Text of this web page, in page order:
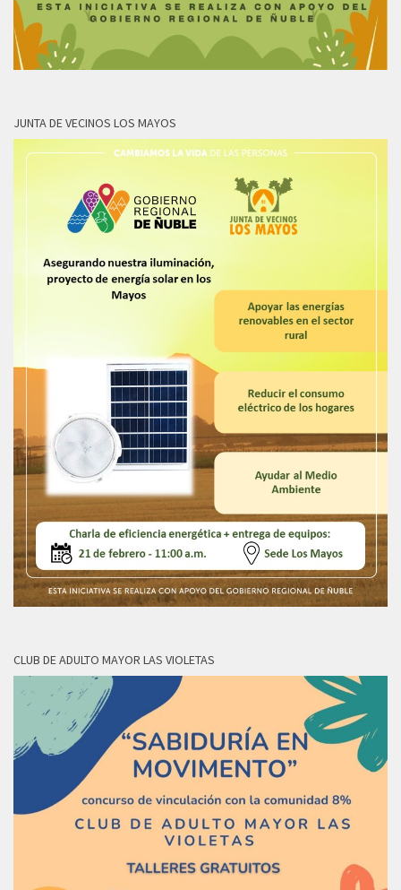
JUNTA DE VECINOS LOS MAYOS
CLUB DE ADULTO MAYOR LAS VIOLETAS